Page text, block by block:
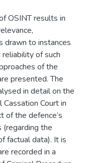
OSINT results in
drawn to instances
of such
of the
presented. The
in detail on the
Court in
the defence’s
(regarding the
factual data). It is
recorded in a